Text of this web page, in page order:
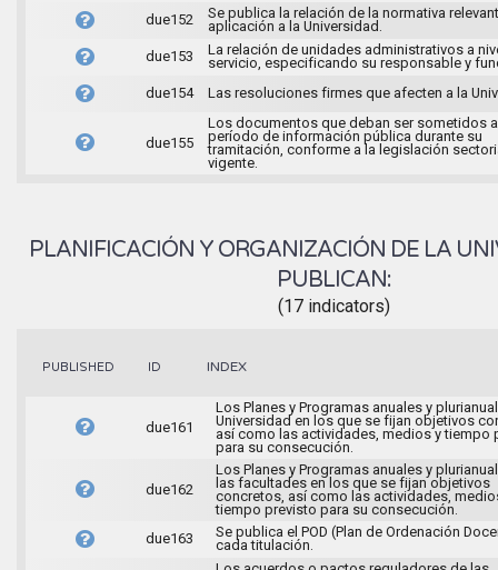
due152
Se publica la relación de la normativa
aplicación a la Universidad.
due153
La relación de unidades administrativos a
servicio, especificando su responsable y
due154
Las resoluciones firmes que afecten a la
due155
Los documentos que deban ser sometidos
período de información pública durante su
tramitación, conforme a la legislación
vigente.
PLANIFICACIÓN Y ORGANIZACIÓN DE LA
PUBLICAN:
(17 indicators)
PUBLISHED ID INDEX
due161
Los Planes y Programas anuales y
Universidad en los que se fijan objetivos
así como las actividades, medios y tiempo
para su consecución.
due162
Los Planes y Programas anuales y
las facultades en los que se fijan objetivos
concretos, así como las actividades,
tiempo previsto para su consecución.
due163
Se publica el POD (Plan de Ordenación
cada titulación.